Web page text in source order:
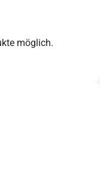
möglich.